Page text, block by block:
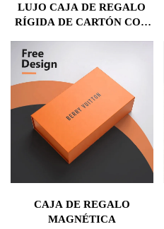
LUJO CAJA DE REGALO
RÍGIDA DE CARTÓN CON
DISEÑO PLEGABLE
DESMONTABLE EMPAQUE
PARA CALCETINES
CHAQUETA/VESTIDO
CAJA DE REGALO
MAGNÉTICA